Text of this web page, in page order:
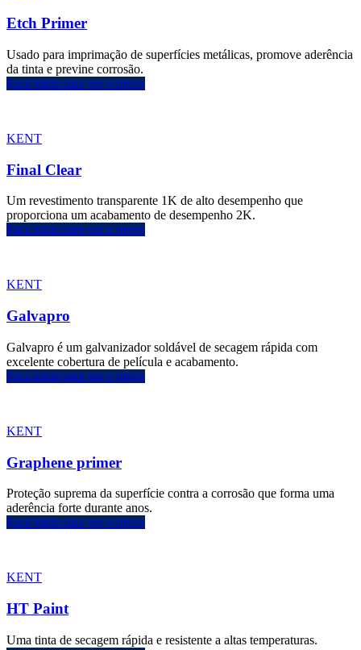
Etch Primer
Usado para imprimação de superfícies metálicas, promove aderência
da tinta e previne corrosão.
Faça login para ver o preço
KENT
Final Clear
Um revestimento transparente 1K de alto desempenho que
proporciona um acabamento de desempenho 2K.
Faça login para ver o preço
KENT
Galvapro
Galvapro é um galvanizador soldável de secagem rápida com
excelente cobertura de película e acabamento.
Faça login para ver o preço
KENT
Graphene primer
Proteção suprema da superfície contra a corrosão que forma uma
aderência forte durante anos.
Faça login para ver o preço
KENT
HT Paint
Uma tinta de secagem rápida e resistente a altas temperaturas.